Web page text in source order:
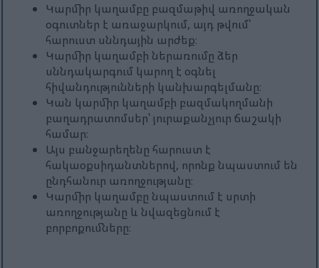
Կարմիր կաղամբը բազմաթիվ առողջական
օգուտներ է առաջարկում, այդ թվում՝
հարուստ սննդային արժեք։
Կարմիր կաղամբի ներառումը ձեր
սննդակարգում կարող է օգնել
հիվանդությունների կանխարգելմանը։
Կան կարմիր կաղամբի բազմակողմանի
բաղադրատոմսեր՝ յուրաքանչյուր ճաշակի
համար։
Այս բանջարեղենը հարուստ է
հակաօքսիդանտներով, որոնք նպաստում են
ընդհանուր առողջությանը։
Կարմիր կաղամբը նպաստում է սրտի
առողջությանը և նվազեցնում է
բորբոքումները։